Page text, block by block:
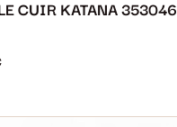
CUIR KATANA 353046